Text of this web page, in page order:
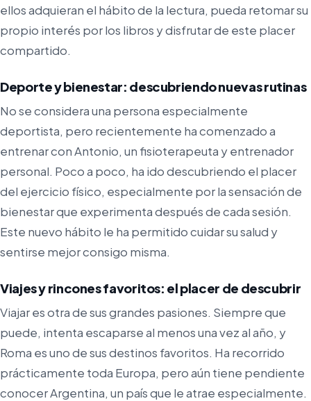
ellos adquieran el hábito de la lectura, pueda retomar su
propio interés por los libros y disfrutar de este placer
compartido.
Deporte y bienestar: descubriendo nuevas rutinas
No se considera una persona especialmente
deportista, pero recientemente ha comenzado a
entrenar con Antonio, un fisioterapeuta y entrenador
personal. Poco a poco, ha ido descubriendo el placer
del ejercicio físico, especialmente por la sensación de
bienestar que experimenta después de cada sesión.
Este nuevo hábito le ha permitido cuidar su salud y
sentirse mejor consigo misma.
Viajes y rincones favoritos: el placer de descubrir
Viajar es otra de sus grandes pasiones. Siempre que
puede, intenta escaparse al menos una vez al año, y
Roma es uno de sus destinos favoritos. Ha recorrido
prácticamente toda Europa, pero aún tiene pendiente
conocer Argentina, un país que le atrae especialmente.